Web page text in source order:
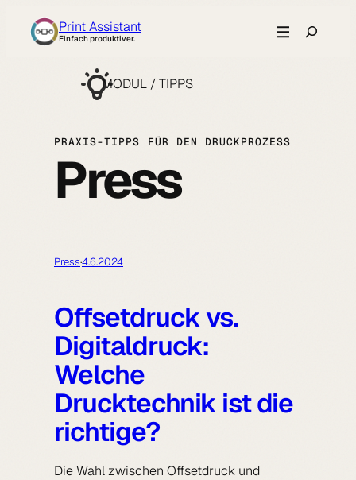
Inhalt
Print Assistant
Einfach produktiver.
Suche
MODUL / TIPPS
PRAXIS-TIPPS FÜR DEN DRUCKPROZESS
Press
Press·4.6.2024
Offsetdruck vs.
Digitaldruck:
Welche
Drucktechnik ist die
richtige?
Die Wahl zwischen Offsetdruck und